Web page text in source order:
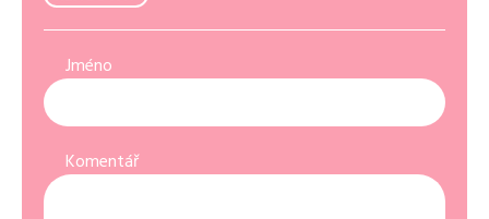
Jméno
Komentář